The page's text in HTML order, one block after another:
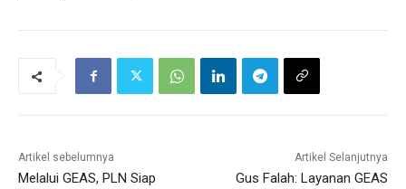
Artikel sebelumnya
Melalui GEAS, PLN Siap
Artikel Selanjutnya
Gus Falah: Layanan GEAS